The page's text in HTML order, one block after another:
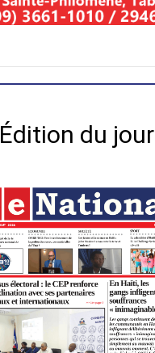
Édition du jour